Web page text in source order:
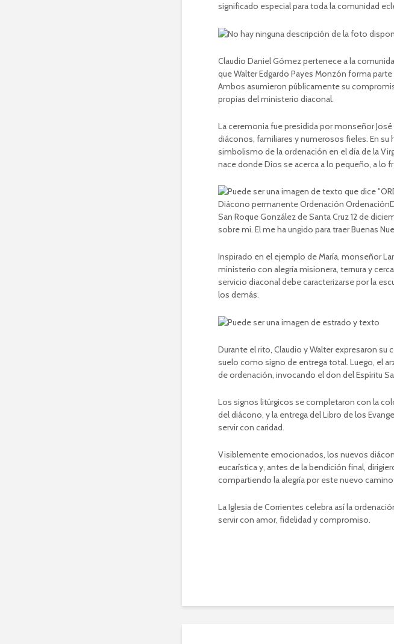
significado especial para toda la comunidad
Claudio Daniel Gómez pertenece a la
que Walter Edgardo Payes Monzón forma
Ambos asumieron públicamente su
propias del ministerio diaconal.
La ceremonia fue presidida por monseñor
diáconos, familiares y numerosos fieles. En
simbolismo de la ordenación en el día de la
nace donde Dios se acerca a lo pequeño, a lo
Inspirado en el ejemplo de María, monseñor
ministerio con alegría misionera, ternura y
servicio diaconal debe caracterizarse por la
los demás.
Durante el rito, Claudio y Walter expresaron
suelo como signo de entrega total. Luego, el
de ordenación, invocando el don del Espíritu
Los signos litúrgicos se completaron con la
del diácono, y la entrega del Libro de los
servir con caridad.
Visiblemente emocionados, los nuevos
eucarística y, antes de la bendición final,
compartiendo la alegría por este nuevo
La Iglesia de Corrientes celebra así la
servir con amor, fidelidad y compromiso.